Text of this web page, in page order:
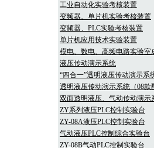
工业自动化实验考核装置
变频器、单片机实验考核装置
变频器、PLC实验考核装置
单片机应用技术实验装置
模电、数电、高频电路实验室
液压传动演示系统
“四合一”透明液压传动演示系
透明液压传动演示系统（08款
双面透明液压、气动传动演示
ZY系列液压PLC控制实验台
ZY-08A液压PLC控制实验台
气动液压PLC控制综合实验台
ZY-08B气动PLC控制实验台